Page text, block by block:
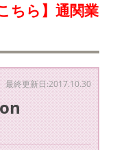
ちら】通関業
終更新日:2017.10.30